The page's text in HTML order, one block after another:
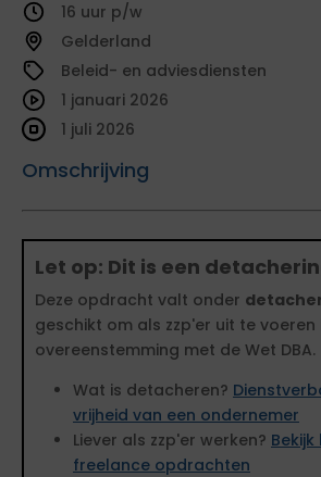
16
Gelderland
Beleid- en adviesdiensten
Omschrijving
1 januari 2026
1 juli 2026
Let op: Dit is een
Deze opdracht valt onder
geschikt om als zzp'er uit te voeren
overeenstemming met de Wet DBA.
Wat is detacheren?
vrijheid van een ondernemer
Liever als zzp'er werken?
freelance opdrachten